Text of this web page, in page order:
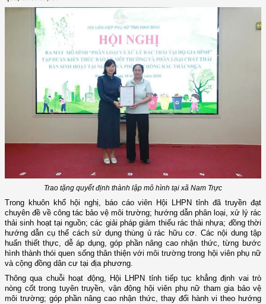
Trao tặng quyết định thành lập mô hình tại xã Nam Trực
Trong khuôn khổ hội nghị, báo cáo viên Hội LHPN tỉnh đã truyền đạt
chuyên đề về công tác bảo vệ môi trường; hướng dẫn phân loại, xử lý rác
thải sinh hoạt tại nguồn; các giải pháp giảm thiểu rác thải nhựa; đồng thời
hướng dẫn cụ thể cách sử dụng thùng ủ rác hữu cơ. Các nội dung tập
huấn thiết thực, dễ áp dụng, góp phần nâng cao nhận thức, từng bước
hình thành thói quen sống thân thiện với môi trường trong hội viên phụ nữ
và cộng đồng dân cư tại địa phương.
Thông qua chuỗi hoạt động, Hội LHPN tỉnh tiếp tục khẳng định vai trò
nòng cốt trong tuyên truyền, vận động hội viên phụ nữ tham gia bảo vệ
môi trường; góp phần nâng cao nhận thức, thay đổi hành vi theo hướng